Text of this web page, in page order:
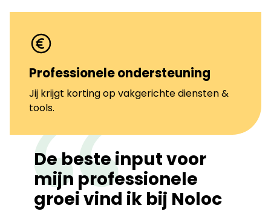
Professionele ondersteuning
Jij krijgt korting op vakgerichte diensten &
tools.
De beste input voor
mijn professionele
groei vind ik bij Noloc